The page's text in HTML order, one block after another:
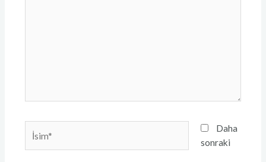
Daha
sonraki